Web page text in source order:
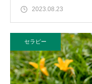
2023.08.23
セラピー